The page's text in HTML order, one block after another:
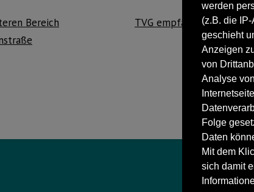
werden
(z.B. die
geschieht
Anzeigen
von
Analyse
Folge
Daten
Mit dem
sich damit
Bereich
TVG empfängt Samstag